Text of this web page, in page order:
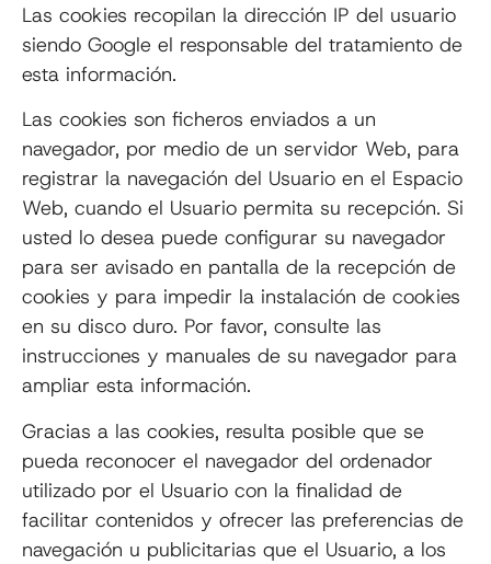
Las cookies recopilan la dirección IP del usuario
siendo Google el responsable del tratamiento de
esta información.
Las cookies son ficheros enviados a un
navegador, por medio de un servidor Web, para
registrar la navegación del Usuario en el Espacio
Web, cuando el Usuario permita su recepción. Si
usted lo desea puede configurar su navegador
para ser avisado en pantalla de la recepción de
cookies y para impedir la instalación de cookies
en su disco duro. Por favor, consulte las
instrucciones y manuales de su navegador para
ampliar esta información.
Gracias a las cookies, resulta posible que se
pueda reconocer el navegador del ordenador
utilizado por el Usuario con la finalidad de
facilitar contenidos y ofrecer las preferencias de
navegación u publicitarias que el Usuario, a los